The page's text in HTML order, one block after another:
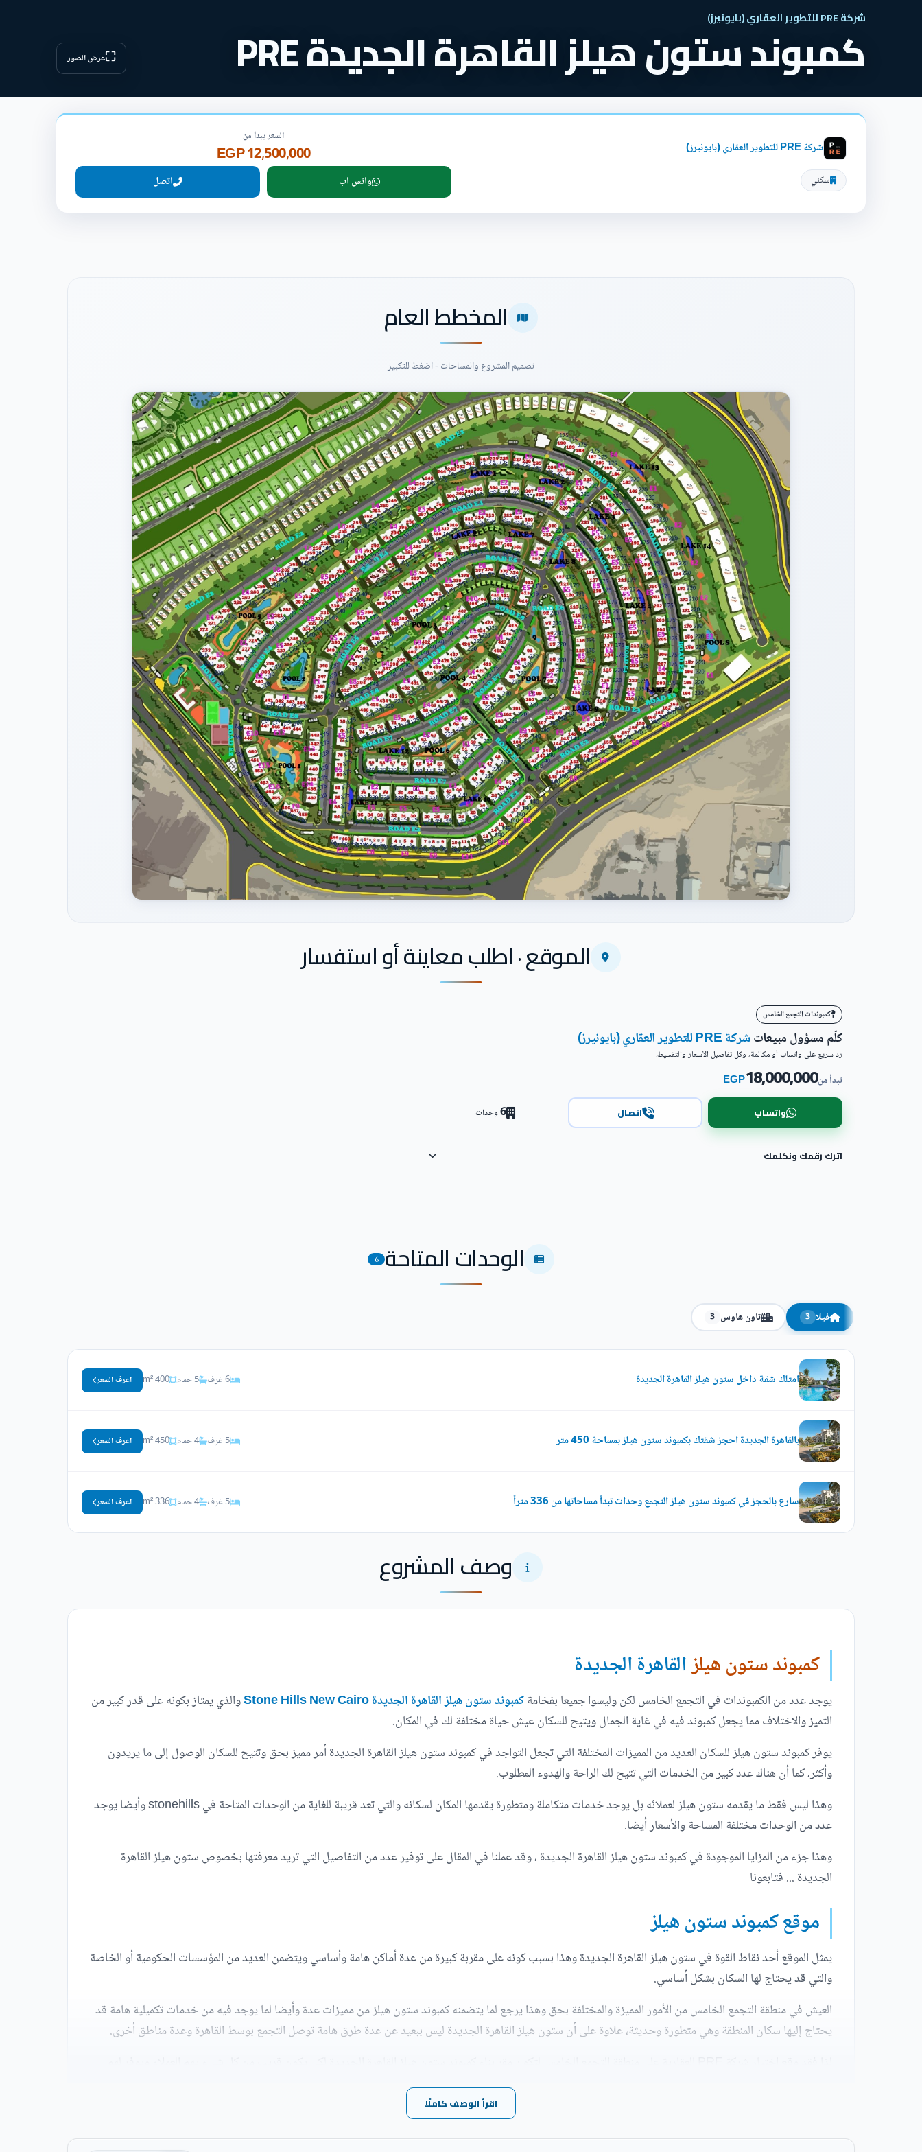
شركة PRE للتطوير العقاري (بايونيرز)
كمبوند ستون هيلز القاهرة الجديدة PRE ⛶عرض الصور
شركة PRE للتطوير العقاري (بايونيرز)
سكني
السعر يبدأ من
12,500,000 EGP
واتس اب اتصل
المخطط العام
تصميم المشروع والمساحات - اضغط للتكبير
الموقع · اطلب معاينة أو استفسار
كمبوندات التجمع الخامس
كلّم مسؤول مبيعاتشركة PRE للتطوير العقاري (بايونيرز)
رد سريع على واتساب أو مكالمة، وكل تفاصيل الأسعار والتقسيط.
تبدأ من18,000,000
EGP
واتساب اتصال 6وحدات
اترك رقمك ونكلمك
الوحدات المتاحة 6
فيلا 3 تاون هاوس 3
امتلك شقة داخل ستون هيلز القاهرة الجديدة 6 غرف 5 حمام 400 m² اعرف السعر
بالقاهرة الجديدة احجز شقتك بكمبوند ستون هيلز بمساحة 450 متر 5 غرف 4 حمام 450 m² اعرف السعر
سارع بالحجز في كمبوند ستون هيلز التجمع وحدات تبدأ مساحاتها من 336 متراً 5 غرف 4 حمام 336 m² اعرف السعر
وصف المشروع
كمبوند ستون هيلزالقاهرة الجديدة
يوجد عدد من الكمبوندات في التجمع الخامس لكن وليسوا جميعا بفخامةكمبوند ستون هيلز القاهرة الجديدة Stone Hills New Cairo
والذي يمتاز بكونه على قدر كبير من
التميز والاختلاف مما يجعل كمبوند فيه في غاية الجمال ويتيح للسكان عيش حياة مختلفة لك في المكان.
يوفر كمبوند ستون هيلز للسكان العديد من المميزات المختلفة التي تجعل التواجد في كمبوند ستون هيلز القاهرة الجديدة أمر مميز بحق وتتيح للسكان الوصول إلى ما يريدون
وأكثر، كما أن هناك عدد كبير من الخدمات التي تتيح لك الراحة والهدوء المطلوب.
وهذا ليس فقط ما يقدمه ستون هيلز لعملائه بل يوجد خدمات متكاملة ومتطورة يقدمها المكان لسكانه والتي تعد قريبة للغاية من الوحدات المتاحة في stonehills وأيضا يوجد
عدد من الوحدات مختلفة المساحة والأسعار أيضا.
وهذا جزء من المزايا الموجودة في كمبوند ستون هيلز القاهرة الجديدة ، وقد عملنا في المقال على توفير عدد من التفاصيل التي تريد معرفتها بخصوص ستون هيلز القاهرة
الجديدة ... فتابعونا
موقع كمبوند ستون هيلز
يمثل الموقع أحد نقاط القوة في ستون هيلز القاهرة الجديدة وهذا بسبب كونه على مقربة كبيرة من عدة أماكن هامة وأساسي ويتضمن العديد من المؤسسات الحكومية أو الخاصة
والتي قد يحتاج لها السكان بشكل أساسي.
العيش في منطقة التجمع الخامس من الأمور المميزة والمختلفة بحق وهذا يرجع لما يتضمنه كمبوند ستون هيلز من مميزات عدة وأيضا لما يوجد فيه من خدمات تكميلية هامة قد
يحتاج إليها سكان المنطقة وهي متطورة وحديثة، علاوة على أن ستون هيلز القاهرة الجديدة ليس ببعيد عن عدة طرق هامة توصل التجمع بوسط القاهرة وعدة مناطق أخرى.
سبل الراحة وأيضا يجعل وصولهم إلى هذا المكان المتكامل سهل وفي وقت قصير.
اقرأ الوصف كاملًا